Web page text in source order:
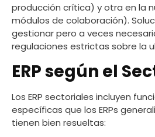
producción crítica) y otra en la
módulos de colaboración).
gestionar pero a veces
regulaciones estrictas sobre la
ERP según el
Los ERP sectoriales incluyen
específicas que los ERPs
tienen bien resueltas: